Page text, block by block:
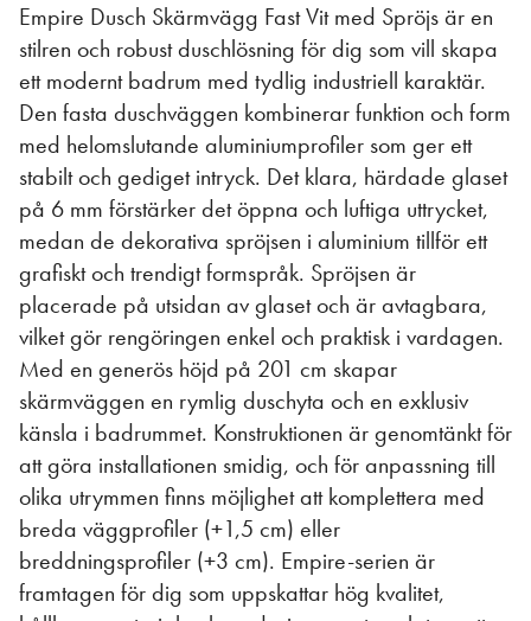
Empire Dusch Skärmvägg Fast Vit med Spröjs är en
stilren och robust duschlösning för dig som vill skapa
ett modernt badrum med tydlig industriell karaktär.
Den fasta duschväggen kombinerar funktion och form
med helomslutande aluminiumprofiler som ger ett
stabilt och gediget intryck. Det klara, härdade glaset
på 6 mm förstärker det öppna och luftiga uttrycket,
medan de dekorativa spröjsen i aluminium tillför ett
grafiskt och trendigt formspråk. Spröjsen är
placerade på utsidan av glaset och är avtagbara,
vilket gör rengöringen enkel och praktisk i vardagen.
Med en generös höjd på 201 cm skapar
skärmväggen en rymlig duschyta och en exklusiv
känsla i badrummet. Konstruktionen är genomtänkt för
att göra installationen smidig, och för anpassning till
olika utrymmen finns möjlighet att komplettera med
breda väggprofiler (+1,5 cm) eller
breddningsprofiler (+3 cm). Empire-serien är
framtagen för dig som uppskattar hög kvalitet,